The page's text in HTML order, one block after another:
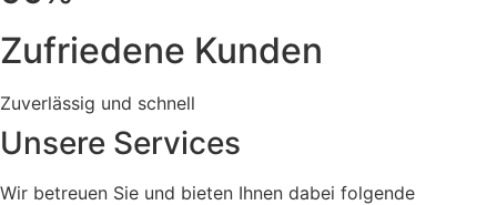
Zufriedene Kunden
Zuverlässig und schnell
Unsere Services
Wir betreuen Sie und bieten Ihnen dabei folgende